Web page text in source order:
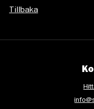
Tillbaka